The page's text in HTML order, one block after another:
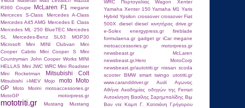
R360 Coupe
McLaren F1
megane
Merceces S-Class
Mercedes A-Class
Mercedes A45 AMG Mercedes E Class
Mercedes ML 250 BlueTEC Mercedes
SL
Mercedes-Benz SL63
MGP30
Microsoft
Mini MINI Clubvan
Mini
Cooper Cabrio
Mini Cooper S
Mini
Countryman John Cooper Works MINI
HELLAS Mini JWC WRC Mini Roadster
Mini Rocketman
Mitsubishi Colt
Mitsubishi i-MiEV Mojo moto
Moto
GP
Moto Morini
motoaccessories.gr
MotoGP
motorpress.gr
mototriti.gr Mustang
Mustang
WRC Πορτογαλίας
Wagon
Xenter
Yamaha Xenter 150 Yamaha Μ1 Yaris
Hybrid Ypsilon crossover crossover Fiat
500X
diesel diesel κινητήρας drive.gr
e-Solex
energypress.gr
fireblade
formulaena.gr gadget gr iCar megane
motoaccessories.gr
motorpress.gr
newsbeast.gr McLaren
newsbeast.gr.Hero MotoCorp
newsbeast.gr/autotriti.gr nissan scoda
scooter BMW
smart twingo
utotriti.gr
www.caranddriver.gr
Αudi
Αγωνας
Αθήνα Ακαδημίας οδηγών της Ferrari
Αυτοκίνηση Βασίλης Σαρημπαλίδης Βιμ
Βαν ντε Καμπ Γ. Κατσιάνη Γρήγορου